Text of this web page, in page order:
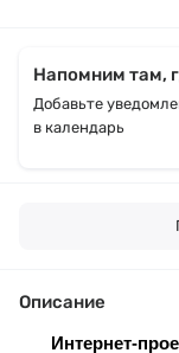
Напомним там,
Добавьте
в календарь
Описание
Интернет-